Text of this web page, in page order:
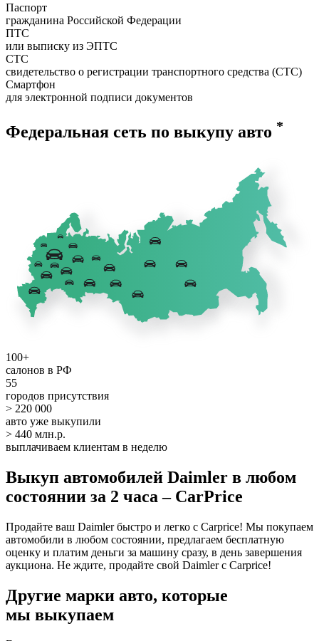
Паспорт
гражданина Российской Федерации
ПТС
или выписку из ЭПТС
СТС
свидетельство о регистрации транспортного средства (СТС)
Смартфон
для электронной подписи документов
Федеральная сеть по выкупу авто *
100+
салонов в РФ
55
городов присутствия
> 220 000
авто уже выкупили
> 440 млн.р.
выплачиваем клиентам в неделю
Выкуп автомобилей Daimler в любом
состоянии за 2 часа – CarPrice
Продайте ваш Daimler быстро и легко с Carprice! Мы покупаем
автомобили в любом состоянии, предлагаем бесплатную
оценку и платим деньги за машину сразу, в день завершения
аукциона. Не ждите, продайте свой Daimler с Carprice!
Другие марки авто, которые
мы выкупаем